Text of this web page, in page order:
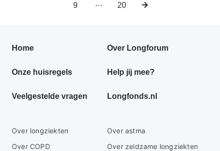
pagina
Pagina
9 …
Laatste
20
Volgende
Primair
menu
Home Over Longforum
Onze huisregels Help jij mee?
Veelgestelde vragen Longfonds.nl
Secundaire
footer
Over longziekten
Over astma
Over COPD
Over zeldzame longziekten